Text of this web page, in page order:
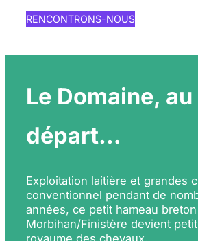
RENCONTRONS-NOUS
Le Domaine, au
départ…
Exploitation laitière et grandes
conventionnel pendant de
années, ce petit hameau
Morbihan/Finistère devient